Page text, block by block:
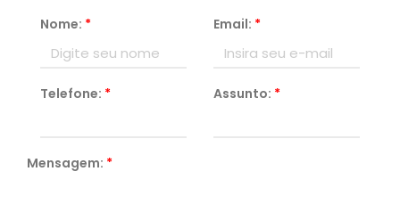
Nome: * Email: *
Telefone: * Assunto: *
Mensagem: *